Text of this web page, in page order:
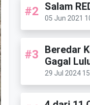
#2 Salam
05 Jun 2021
#3 Beredar
Gagal
29 Jul 2024